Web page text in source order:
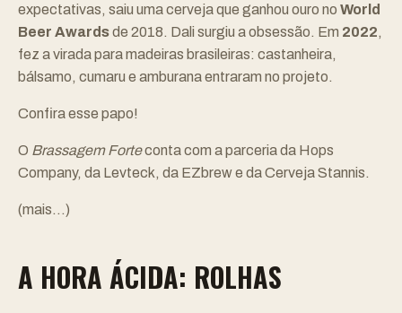
expectativas, saiu uma cerveja que ganhou ouro no World
Beer Awardsde 2018. Dali surgiu a obsessão. Em 2022,
fez a virada para madeiras brasileiras: castanheira,
bálsamo, cumaru e amburana entraram no projeto.
Confira esse papo!
O Brassagem Forteconta com a parceria da Hops
Company, da Levteck, da EZbrewe daCerveja Stannis.
(mais…)
A HORA ÁCIDA: ROLHAS